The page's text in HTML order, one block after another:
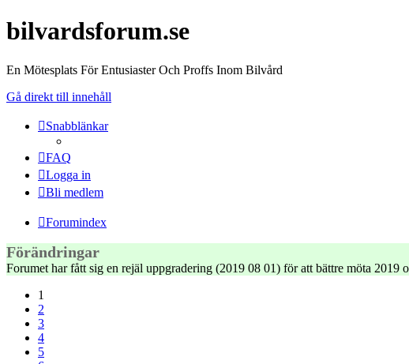
bilvardsforum.se
En Mötesplats För Entusiaster Och Proffs Inom Bilvård
Gå direkt till innehåll
Snabblänkar
FAQ
Logga in
Bli medlem
Forumindex
Förändringar
Forumet har fått sig en rejäl uppgradering (2019 08 01) för att bättre möta
1
2
3
4
5